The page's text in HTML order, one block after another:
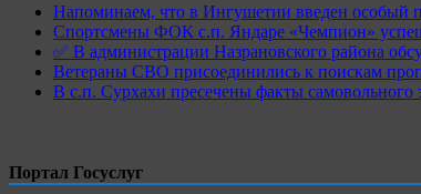
Напоминаем, что в Ингушетии введен особый
Спортсмены ФОК с.п. Яндаре «Чемпион»
✅ В администрации Назрановского района
Ветераны СВО присоединились к поискам
В с.п. Сурхахи пресечены факты самовольного
Портал Госуслуг